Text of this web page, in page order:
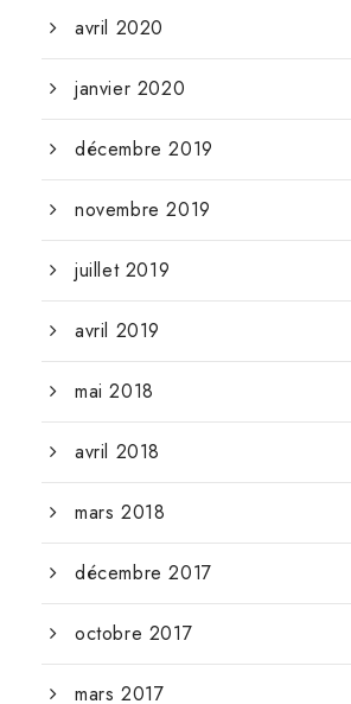
avril 2020
janvier 2020
décembre 2019
novembre 2019
juillet 2019
avril 2019
mai 2018
avril 2018
mars 2018
décembre 2017
octobre 2017
mars 2017